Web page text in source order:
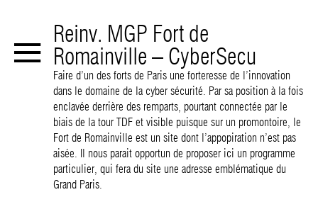
≡PROJETS
7SEV immeuble 75
19G bâtiment mixte 93
PPU passerelle modulaire
TUL serre urbaine 75
SME maison communale 59
ESC mairie 59
EURF mobilier urbain
Reinv. MGP Fort de
Romainville – CyberSecu
Faire d’un des forts de Paris une forteresse de l’innovation
dans le domaine de la cyber sécurité. Par sa position à la fois
enclavée derrière des remparts, pourtant connectée par le
biais de la tour TDF et visible puisque sur un promontoire, le
Fort de Romainville est un site dont l’appopiration n’est pas
aisée. Il nous parait opportun de proposer ici un programme
particulier, qui fera du site une adresse emblématique du
Grand Paris.